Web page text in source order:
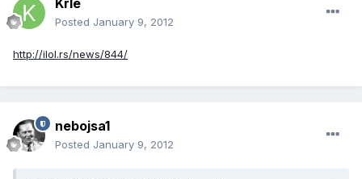
Krle
Posted January 9, 2012
http://ilol.rs/news/844/
nebojsa1
Posted January 9, 2012